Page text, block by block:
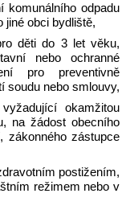
komunálního odpadu
jiné obci bydliště,
děti do 3 let věku,
nebo ochranné
pro preventivně
soudu nebo smlouvy,
okamžitou
na žádost obecního
zákonného zástupce
postižením,
režimem nebo v